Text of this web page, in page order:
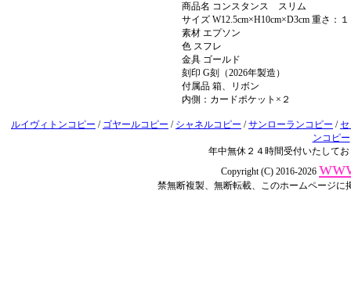
商品名 コンスタンス スリム
サイズ W12.5cm×H10cm×D3cm 重さ：
素材 エプソン
色 スフレ
金具 ゴールド
刻印 G刻（2026年製造）
付属品 箱、リボン
内側：カードポケット×２
ルイヴィトンコピー / ゴヤールコピー / シャネルコピー /サンローランコピー /
ンコピー
年中無休２４時間受付いたして
Copyright (C) 2016-2026
禁無断複製、無断転載、このホームページ